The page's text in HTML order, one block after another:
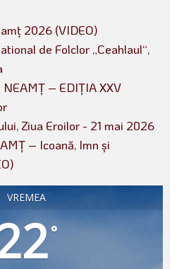
2026 (VIDEO)
de Folclor „Ceahlaul“,
NEAMȚ – EDIȚIA XXV
Ziua Eroilor - 21 mai 2026
– Icoană, Imn și
VREMEA
°